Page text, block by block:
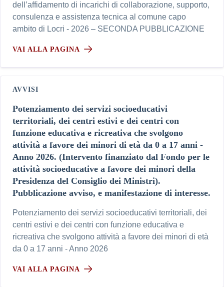
dell’affidamento di incarichi di collaborazione, supporto,
consulenza e assistenza tecnica al comune capo
ambito di Locri - 2026 – SECONDA PUBBLICAZIONE
VAI ALLA PAGINA
AVVISI
Potenziamento dei servizi socioeducativi
territoriali, dei centri estivi e dei centri con
funzione educativa e ricreativa che svolgono
attività a favore dei minori di età da 0 a 17 anni -
Anno 2026. (Intervento finanziato dal Fondo per le
attività socioeducative a favore dei minori della
Presidenza del Consiglio dei Ministri).
Pubblicazione avviso, e manifestazione di interesse.
Potenziamento dei servizi socioeducativi territoriali, dei
centri estivi e dei centri con funzione educativa e
ricreativa che svolgono attività a favore dei minori di età
da 0 a 17 anni - Anno 2026
VAI ALLA PAGINA